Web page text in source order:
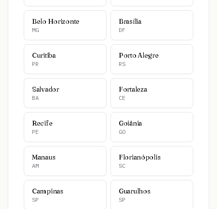
Belo Horizonte
MG
Brasília
DF
Curitiba
PR
Porto Alegre
RS
Salvador
BA
Fortaleza
CE
Recife
PE
Goiânia
GO
Manaus
AM
Florianópolis
SC
Campinas
SP
Guarulhos
SP